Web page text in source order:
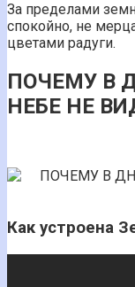
За пределами
спокойно, не
цветами радуги.
ПОЧЕМУ В
НЕБЕ НЕ
Как устроена